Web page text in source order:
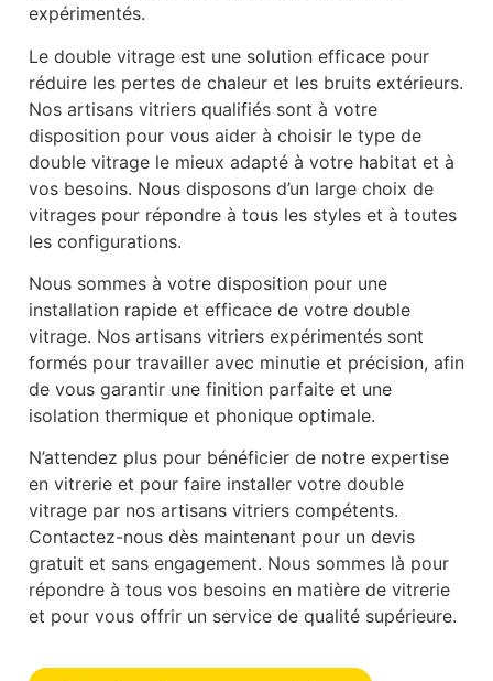
expérimentés.
Le double vitrage est une solution efficace pour
réduire les pertes de chaleur et les bruits extérieurs.
Nos artisans vitriers qualifiés sont à votre
disposition pour vous aider à choisir le type de
double vitrage le mieux adapté à votre habitat et à
vos besoins. Nous disposons d’un large choix de
vitrages pour répondre à tous les styles et à toutes
les configurations.
Nous sommes à votre disposition pour une
installation rapide et efficace de votre double
vitrage. Nos artisans vitriers expérimentés sont
formés pour travailler avec minutie et précision, afin
de vous garantir une finition parfaite et une
isolation thermique et phonique optimale.
N’attendez plus pour bénéficier de notre expertise
en vitrerie et pour faire installer votre double
vitrage par nos artisans vitriers compétents.
Contactez-nous dès maintenant pour un devis
gratuit et sans engagement. Nous sommes là pour
répondre à tous vos besoins en matière de vitrerie
et pour vous offrir un service de qualité supérieure.